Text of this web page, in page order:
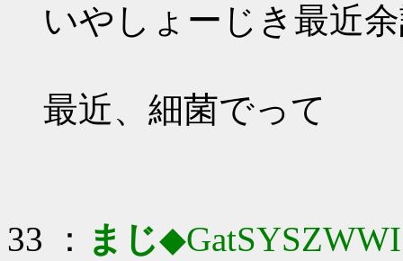
いやしょーじき最近
最近、細菌でって
33 ： まじ◆GatSYSZWWI